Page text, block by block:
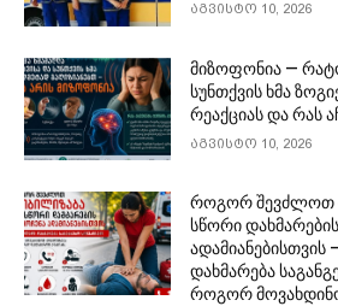
აგვისტო 10, 2026
მიზოფონია —
სუნთქვის ხმა
რეაქციას და რას
აგვისტო 10, 2026
როგორ შევძლოთ
სწორი
დახმარება
როგორ